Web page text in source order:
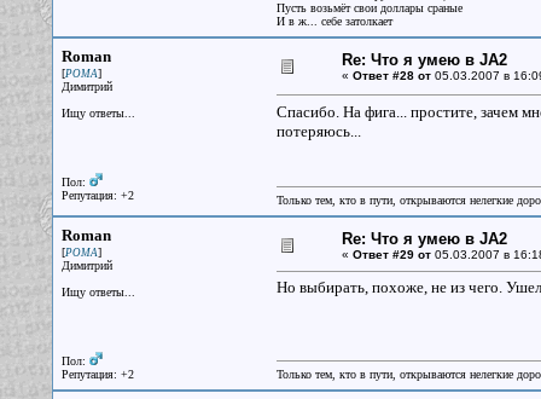
Пусть возьмёт свои доллары сраные
И в ж... себе затолкает
Roman
[РОМА]
Димитрий
Ищу ответы...
Пол:
Репутация: +2
Re: Что я умею в JA2
« Ответ #28 от05.03.2007 в
Спасибо. На фига... простите, зачем
потеряюсь...
Только тем, кто в пути, открываются нелегкие
Roman
[РОМА]
Димитрий
Ищу ответы...
Пол:
Репутация: +2
Re: Что я умею в JA2
« Ответ #29 от05.03.2007 в
Но выбирать, похоже, не из чего.
Только тем, кто в пути, открываются нелегкие